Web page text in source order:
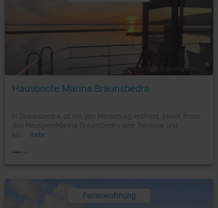
Foto: © booking.com
Hausboote Marina Braunsbedra
In Braunsbedra, 16 km von Merseburg entfernt, bietet Ihnen
das HauspersMarina Braunsbedra eine Terrasse und
ko
mehr
Ferienwohnung